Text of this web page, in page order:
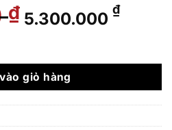
₫ Giá
gốc
5.500.000 ₫.
5.300.000 ₫Giá
là:
số lượng
giỏ hàng